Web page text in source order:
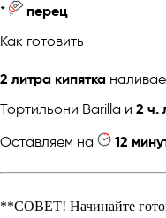
*
перец
Как готовить
2 литра кипятка
Тортильони Barilla и 2 ч.
Оставляем на
12
**СОВЕТ! Начинайте